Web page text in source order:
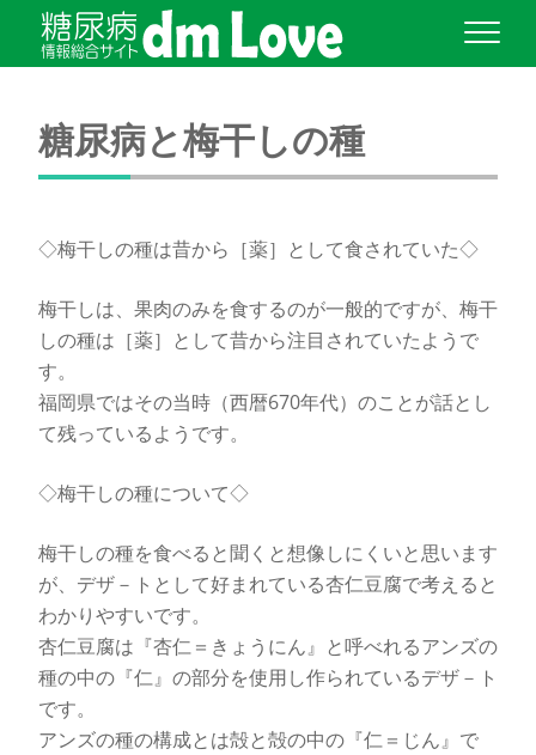
糖尿病と梅干しの種
◇梅干しの種は昔から［薬］として食されていた◇
梅干しは、果肉のみを食するのが一般的ですが、梅干
しの種は［薬］として昔から注目されていたようで
す。
福岡県ではその当時（西暦670年代）のことが話とし
て残っているようです。
◇梅干しの種について◇
梅干しの種を食べると聞くと想像しにくいと思います
が、デザ－トとして好まれている杏仁豆腐で考えると
わかりやすいです。
杏仁豆腐は『杏仁＝きょうにん』と呼べれるアンズの
種の中の『仁』の部分を使用し作られているデザ－ト
です。
アンズの種の構成とは殻と殻の中の『仁＝じん』で